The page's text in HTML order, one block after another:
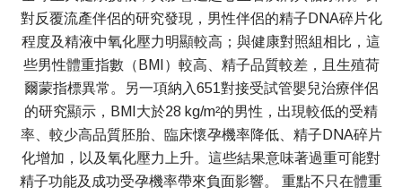
對反覆流產伴侶的研究發現，男性伴侶的精子DNA碎片化
程度及精液中氧化壓力明顯較高；與健康對照組相比，這
些男性體重指數（BMI）較高、精子品質較差，且生殖荷
爾蒙指標異常。另一項納入651對接受試管嬰兒治療伴侶
的研究顯示，BMI大於28 kg/m²的男性，出現較低的受精
率、較少高品質胚胎、臨床懷孕機率降低、精子DNA碎片
化增加，以及氧化壓力上升。這些結果意味著過重可能對
精子功能及成功受孕機率帶來負面影響。 重點不只在體重